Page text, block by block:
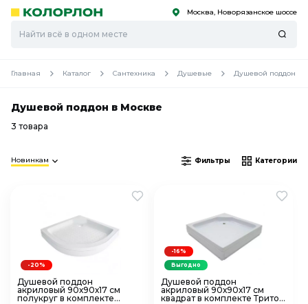
Скоро
Скоро Москва, Новорязанское шоссе
Главная Каталог Сантехника Душевые Душевой поддон
Душевой поддон в Москве
3 товара
Новинкам Фильтры Категории
Душевой поддон
акриловый 90х90х17 см
полукруг в комплекте
-20%
Душевой поддон
акриловый 90х90х17 см
квадрат в комплекте Тритон
-16%
Выгодно